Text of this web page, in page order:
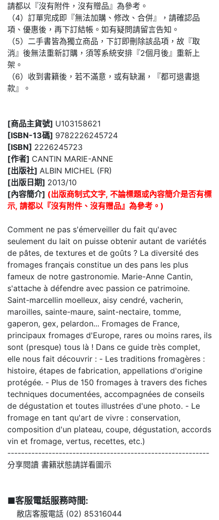
請都以『沒有附件，沒有贈品』為參考。
（4）訂單完成即『無法加購、修改、合併』，請確認品
項、優惠後，再下訂結帳。如有疑問請留言告知。
（5）二手書皆為獨立商品，下訂即刪除該品項，故『取
消』後無法重新訂購，須等系統安排『2個月後』重新上
架。
（6）收到書籍後，若不滿意，或有缺漏，『都可退書退
款』。
[商品主貨號] U103158621
[ISBN-13碼] 9782226245724
[ISBN] 2226245723
[作者] CANTIN MARIE-ANNE
[出版社] ALBIN MICHEL (FR)
[出版日期] 2013/10
[內容簡介] (出版商制式文字, 不論標題或內容簡介是否有標
示, 請都以『沒有附件、沒有贈品』為參考。)
Comment ne pas s'émerveiller du fait qu'avec
seulement du lait on puisse obtenir autant de variétés
de pâtes, de textures et de goûts ? La diversité des
fromages français constitue un des pans les plus
fameux de notre gastronomie. Marie-Anne Cantin,
s'attache à défendre avec passion ce patrimoine.
Saint-marcellin moelleux, aisy cendré, vacherin,
maroilles, sainte-maure, saint-nectaire, tomme,
gaperon, gex, pelardon... Fromages de France,
principaux fromages d'Europe, rares ou moins rares, ils
sont (presque) tous là ! Dans ce guide très complet,
elle nous fait découvrir : - Les traditions fromagères :
histoire, étapes de fabrication, appellations d'origine
protégée. - Plus de 150 fromages à travers des fiches
techniques documentées, accompagnées de conseils
de dégustation et toutes illustrées d'une photo. - Le
fromage en tant qu'art de vivre : conservation,
composition d'un plateau, coupe, dégustation, accords
vin et fromage, vertus, recettes, etc.)
-----------------------------------------------------------
分享閱讀 書籍狀態請詳看圖示
■客服電話服務時間:
敝店客服電話 (02) 85316044